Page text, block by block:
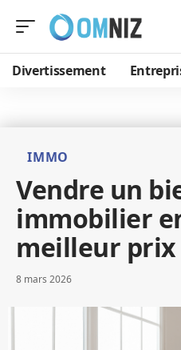
Divertissement
IMMO
Vendre un
immobilier
meilleur prix
8 mars 2026